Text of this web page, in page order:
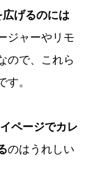
げるのには
ジャーやリモ
ので、これら
す。
ページでカレ
のはうれしい